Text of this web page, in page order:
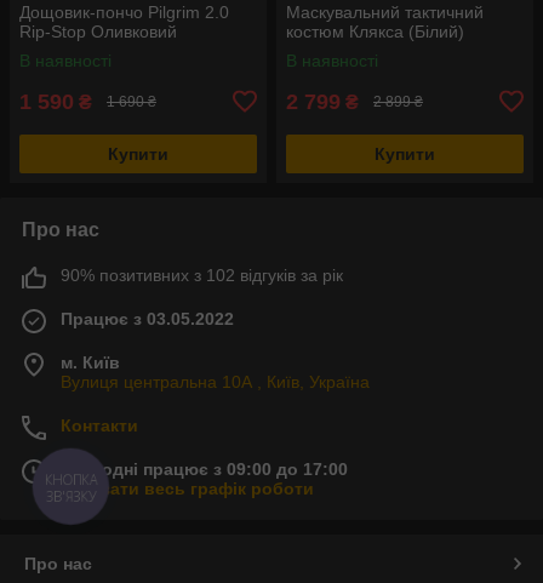
Дощовик-пончо Pilgrim 2.0
Rip-Stop Оливковий
В наявності
1 590 ₴ 1 690 ₴
Купити
Маскувальний тактичний
костюм Клякса (Білий)
В наявності
2 799 ₴ 2 899 ₴
Купити
Про нас
90% позитивних з 102 відгуків за рік
Працює з 03.05.2022
м. Київ
Вулиця центральна 10А , Київ, Україна
Контакти
Сьогодні працює з 09:00 до 17:00
Показати весь графік роботи
Про нас
КНОПКА
ЗВ'ЯЗКУ